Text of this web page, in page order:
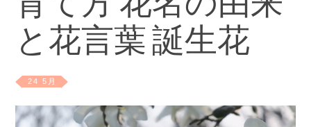
と花言葉 誕生花
24 5月